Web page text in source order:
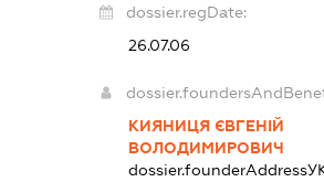
dossier.regDate:
26.07.06
КИЯНИЦЯ ЄВГЕНІЙ
ВОЛОДИМИРОВИЧ
dossier.founderAddress